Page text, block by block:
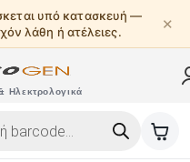
υπό κατασκευή —
λάθη ή ατέλειες.
✕
Ηλεκτρολογικά